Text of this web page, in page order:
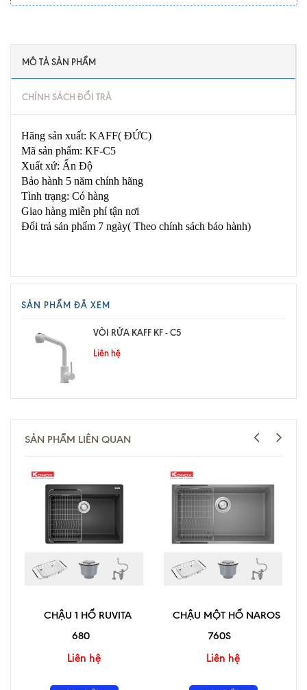
MÔ TẢ SẢN PHẨM
CHÍNH SÁCH ĐỔI TRẢ
Hãng sản xuất: KAFF( ĐỨC)
Mã sản phẩm: KF-C5
Xuất xứ: Ấn Độ
Bảo hành 5 năm chính hãng
Tình trạng: Có hàng
Giao hàng miễn phí tận nơi
Đổi trả sản phẩm 7 ngày( Theo chính sách bảo hành)
SẢN PHẨM ĐÃ XEM
VÒI RỬA KAFF KF - C5
Liên hệ
SẢN PHẨM LIÊN QUAN
CHẬU 1 HỐ RUVITA
680
Liên hệ
CHẬU MỘT HỐ NAROS
760S
Liên hệ